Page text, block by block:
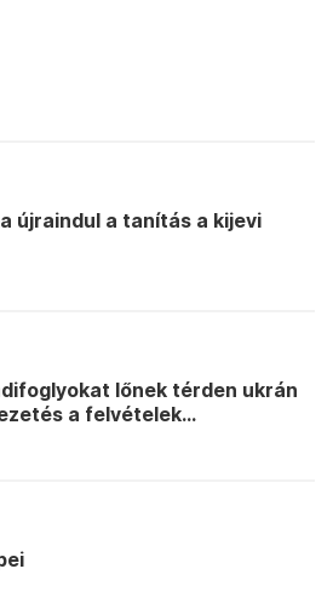
újraindul a tanítás a kijevi
lőnek térden ukrán
a felvételek...